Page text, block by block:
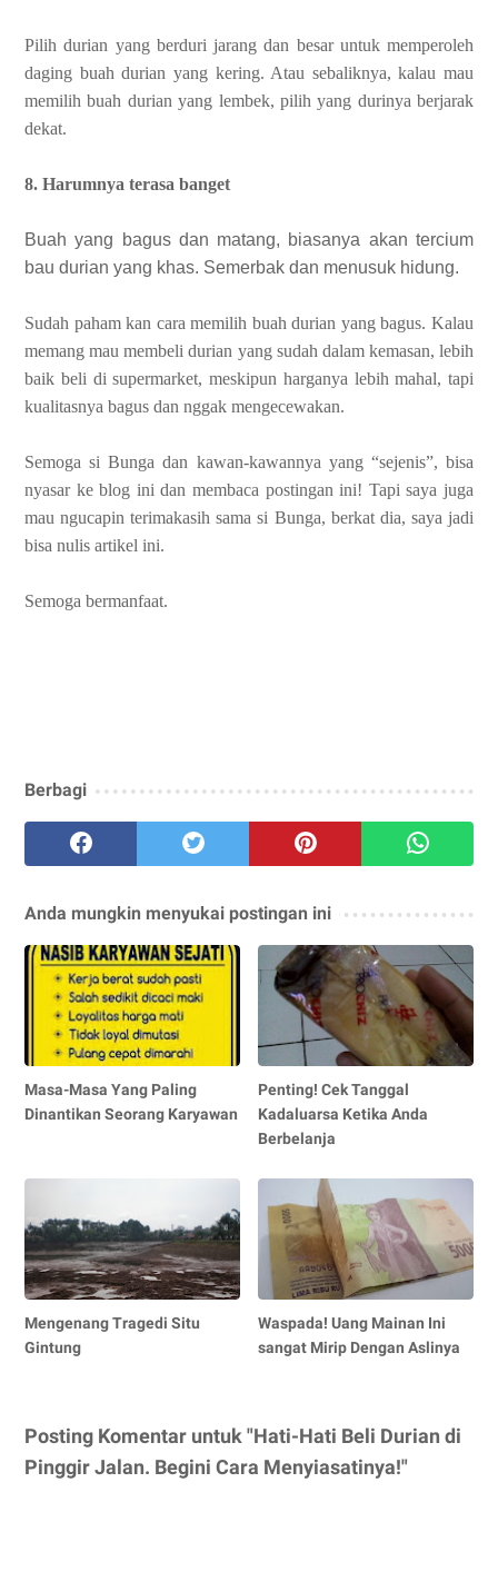
Pilih durian yang berduri jarang dan besar untuk memperoleh
daging buah durian yang kering. Atau sebaliknya, kalau mau
memilih buah durian yang lembek, pilih yang durinya berjarak
dekat.
8. Harumnya terasa banget
Buah yang bagus dan matang, biasanya akan tercium
bau durian yang khas. Semerbak dan menusuk hidung.
Sudah paham kan cara memilih buah durian yang bagus. Kalau
memang mau membeli durian yang sudah dalam kemasan, lebih
baik beli di supermarket, meskipun harganya lebih mahal, tapi
kualitasnya bagus dan nggak mengecewakan.
Semoga si Bunga dan kawan-kawannya yang “sejenis”, bisa
nyasar ke blog ini dan membaca postingan ini! Tapi saya juga
mau ngucapin terimakasih sama si Bunga, berkat dia, saya jadi
bisa nulis artikel ini.
Semoga bermanfaat.
Berbagi
Anda mungkin menyukai postingan ini
Masa-Masa Yang Paling
Dinantikan Seorang Karyawan
Penting! Cek Tanggal
Kadaluarsa Ketika Anda
Berbelanja
Mengenang Tragedi Situ
Gintung
Waspada! Uang Mainan Ini
sangat Mirip Dengan Aslinya
Posting Komentar untuk "Hati-Hati Beli Durian di
Pinggir Jalan. Begini Cara Menyiasatinya!"